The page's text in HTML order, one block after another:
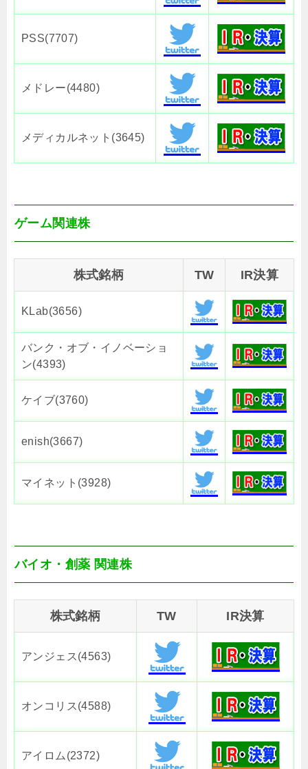
PSS(7707)
メドレー(4480)
メディカルネット(3645)
ゲーム関連株
株式銘柄 TW IR決算
KLab(3656)
バンク・オブ・イノベーショ
ン(4393)
ケイブ(3760)
enish(3667)
マイネット(3928)
バイオ・創薬 関連株
株式銘柄 TW IR決算
アンジェス(4563)
オンコリス(4588)
アイロム(2372)